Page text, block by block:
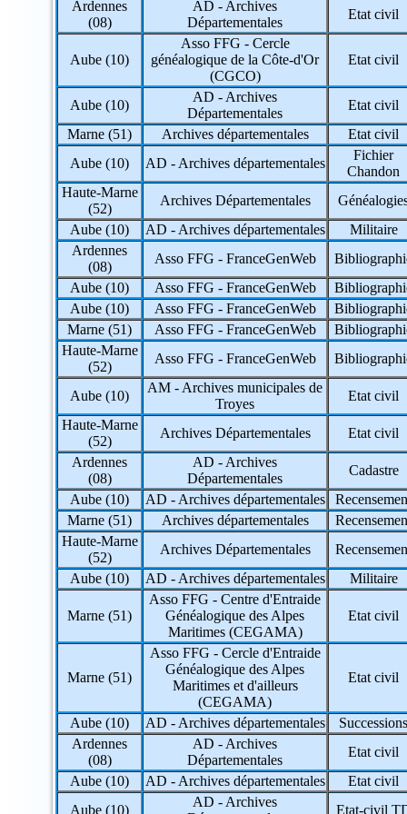
54 => Meurthe-et-Moselle
55 => Meuse
57 => Moselle
59 => Nord
60 => Oise
61 => Orne
62 => Pas-de-Calais
63 => Puy-de-Dôme
64 => Pyrénées-Atlantiques
65 => Hautes-Pyrénées
66 => Pyrénées-Orientales
67 => Bas-Rhin
68 => Haut-Rhin
69 => Rhône
70 => Haute-Saône
71 => Saône-et-Loire
72 => Sarthe
73 => Savoie
74 => Haute-Savoie
75 => Paris
76 => Seine-Maritime
77 => Seine-et-Marne
78 => Yvelines
79 => Deux-Sèvres
80 => Somme
81 => Tarn
82 => Tarn-et-Garonne
83 => Var
84 => Vaucluse
85 => Vendée
86 => Vienne
87 => Haute-Vienne
88 => Vosges
89 => Yonne
90 => Territoire de Belfort
91 => Essonne
92 => Hauts-de-Seine
93 => Seine-Saint-Denis
94 => Val-de-Marne
95 => Val-d'Oise
971 => Guadeloupe
972 => Martinique
973 => Guyane
974 => La Réunion
975 => Saint-Pierre-et-Miquelon
976 => Mayotte
984 => Terres Australes et Antarctiques
Ardennes
(08)
AD - Archives
Départementales
Etat civil
Aube (10)
Asso FFG - Cercle
généalogique de la Côte-d'Or
(CGCO)
Etat civil
Aube (10)
AD - Archives
Départementales
Etat civil
Marne (51)
Archives départementales
Etat civil
Aube (10)
AD - Archives départementales
Fichier
Chandon
Haute-Marne
(52)
Archives Départementales
Aube (10)
AD - Archives départementales
Militaire
Ardennes
(08)
Asso FFG - FranceGenWeb
Aube (10)
Asso FFG - FranceGenWeb
Aube (10)
Asso FFG - FranceGenWeb
Marne (51)
Asso FFG - FranceGenWeb
Haute-Marne
(52)
Asso FFG - FranceGenWeb
Aube (10)
AM - Archives municipales de
Troyes
Etat civil
Haute-Marne
(52)
Archives Départementales
Etat civil
Ardennes
(08)
AD - Archives
Départementales
Cadastre
Aube (10)
AD - Archives départementales
Marne (51)
Archives départementales
Haute-Marne
(52)
Archives Départementales
Aube (10)
AD - Archives départementales Militaire
Marne (51)
Asso FFG - Centre d'Entraide
Généalogique des Alpes
Maritimes (CEGAMA)
Etat civil
Marne (51)
Asso FFG - Cercle d'Entraide
Généalogique des Alpes
Maritimes et d'ailleurs
(CEGAMA)
Etat civil
Aube (10) AD - Archives départementales
Successions
Ardennes
(08)
AD - Archives
Départementales
Etat civil
Aube (10)
AD - Archives départementales
Etat civil
Aube (10)
AD - Archives
Etat-civil